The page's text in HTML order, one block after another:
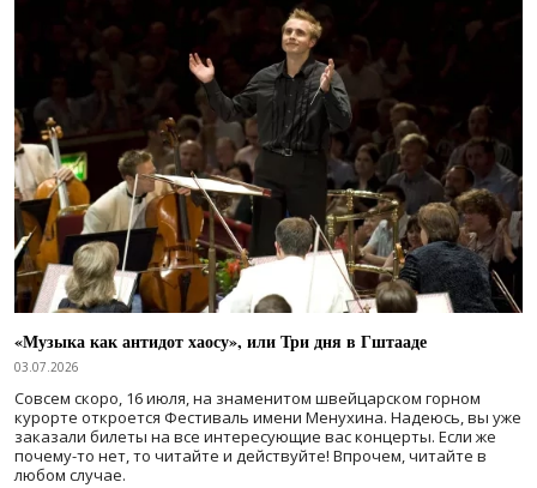
«Музыка как антидот хаосу», или Три дня в Гштааде
03.07.2026
Совсем скоро, 16 июля, на знаменитом швейцарском горном
курорте откроется Фестиваль имени Менухина. Надеюсь, вы уже
заказали билеты на все интересующие вас концерты. Если же
почему-то нет, то читайте и действуйте! Впрочем, читайте в
любом случае.